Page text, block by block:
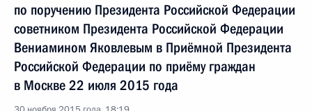
по поручению Президента Российской Федерации
советником Президента Российской Федерации
Вениамином Яковлевым в Приёмной Президента
Российской Федерации по приёму граждан
в Москве 22 июля 2015 года